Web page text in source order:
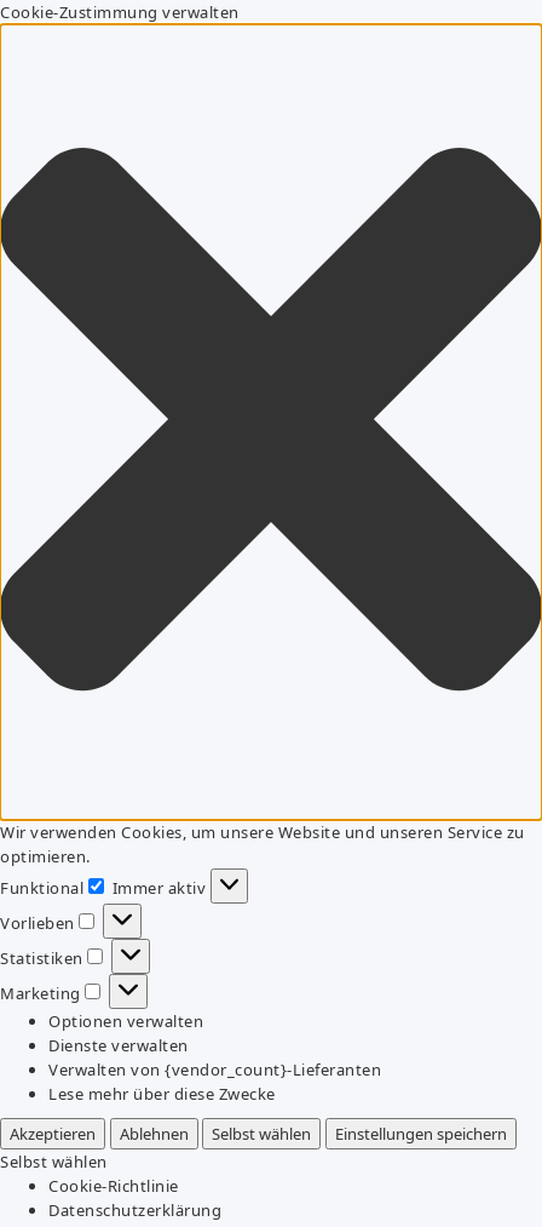
Cookie-Zustimmung verwalten
Wir verwenden Cookies, um unsere Website und unseren Service zu
optimieren.
Funktional
Funktional
Immer aktiv
Vorlieben
Vorlieben
Statistiken
Statistiken
Marketing
Marketing
Optionen verwalten
Dienste verwalten
Verwalten von {vendor_count}-Lieferanten
Lese mehr über diese Zwecke
Akzeptieren
Ablehnen Selbst wählen
Einstellungen speichern
Selbst wählen
Cookie-Richtlinie
Datenschutzerklärung